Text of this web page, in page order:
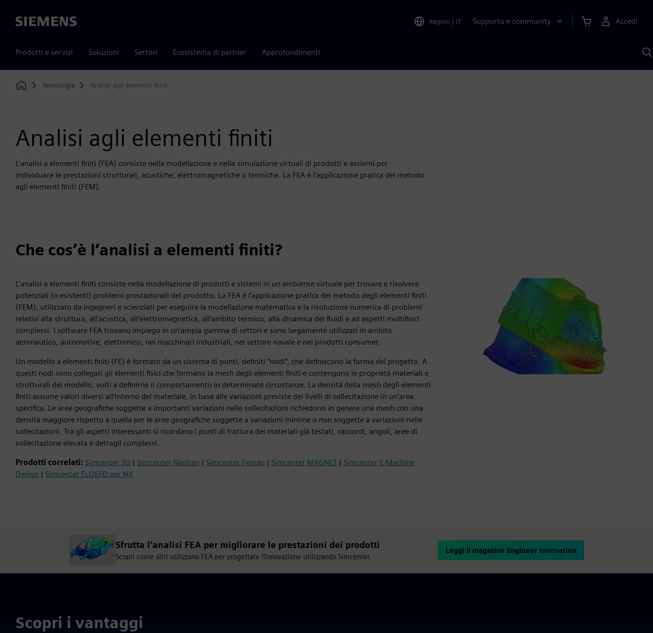
Siemens Region | IT Supporto e community Accedi
Prodotti e servizi Soluzioni Settori Ecosistema di partner Approfondimenti
Home
Tecnologia Analisi agli elementi finiti
Analisi agli elementi finiti
L’analisi a elementi finiti (FEA) consiste nella modellazione e nella simulazione virtuali di prodotti e assiemi per
individuare le prestazioni strutturali, acustiche, elettromagnetiche o termiche. La FEA è l’applicazione pratica del metodo
agli elementi finiti (FEM).
Che cos’è l’analisi a elementi finiti?
L’analisi a elementi finiti consiste nella modellazione di prodotti e sistemi in un ambiente virtuale per trovare e risolvere
potenziali (o esistenti) problemi prestazionali del prodotto. La FEA è l’applicazione pratica del metodo degli elementi finiti
(FEM), utilizzato da ingegneri e scienziati per eseguire la modellazione matematica e la risoluzione numerica di problemi
relativi alla struttura, all’acustica, all’elettromagnetica, all’ambito termico, alla dinamica dei fluidi e ad aspetti multifisici
complessi. I software FEA trovano impiego in un’ampia gamma di settori e sono largamente utilizzati in ambito
aeronautico, automotive, elettronico, nei macchinari industriali, nel settore navale e nei prodotti consumer.
Un modello a elementi finiti (FE) è formato da un sistema di punti, definiti “nodi”, che definiscono la forma del progetto. A
questi nodi sono collegati gli elementi fisici che formano la mesh degli elementi finiti e contengono le proprietà materiali e
strutturali del modello, volti a definirne il comportamento in determinate circostanze. La densità della mesh degli elementi
finiti assume valori diversi all’interno del materiale, in base alle variazioni previste dei livelli di sollecitazione in un’area
specifica. Le aree geografiche soggette a importanti variazioni nelle sollecitazioni richiedono in genere una mesh con una
densità maggiore rispetto a quella per le aree geografiche soggette a variazioni minime o non soggette a variazioni nelle
sollecitazioni. Tra gli aspetti interessanti si ricordano i punti di frattura dei materiali già testati, raccordi, angoli, aree di
sollecitazione elevata e dettagli complessi.
Prodotti correlati: Simcenter 3D | Simcenter Nastran | Simcenter Femap | Simcenter MAGNET | Simcenter E-Machine
Design | Simcenter FLOEFD per NX
Sfrutta l’analisi FEA per migliorare le prestazioni dei prodotti
Scopri come altri utilizzano FEA per progettare l’innovazione utilizzando Simcenter.
Leggi il magazine Engineer Innovation
Scopri i vantaggi